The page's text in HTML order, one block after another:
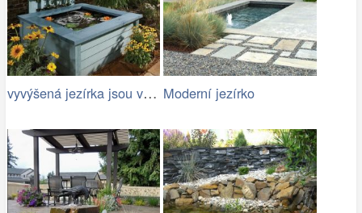
vyvýšená jezírka jsou vhodná pro rodiny… Moderní jezírko